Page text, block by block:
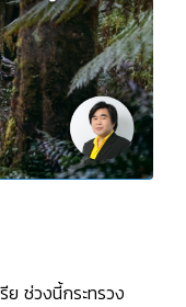
ย ช่วงนี้กระทรวง